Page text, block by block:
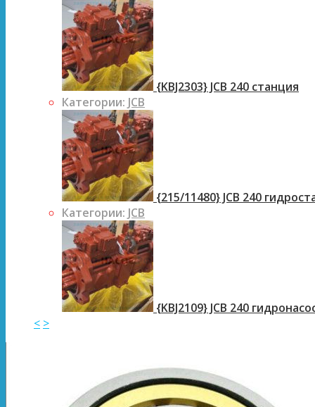
{KBJ2303} JCB 240 станция
Категории: JCB
{215/11480} JCB 240
Категории: JCB
{KBJ2109} JCB 240
< >